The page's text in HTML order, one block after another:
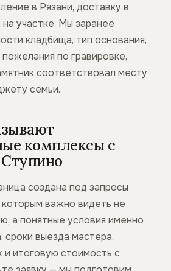
в Рязани, доставку в
участке. Мы заранее
кладбища, тип основания,
по гравировке,
соответствовал месту
семьи.
комплексы с
создана под запросы
важно видеть не
а понятные условия именно
сроки выезда мастера,
и итоговую стоимость с